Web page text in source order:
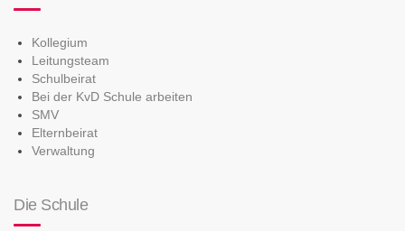
Kollegium
Leitungsteam
Schulbeirat
Bei der KvD Schule arbeiten
SMV
Elternbeirat
Verwaltung
Die Schule